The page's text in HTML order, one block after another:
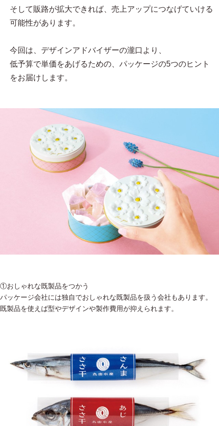
そして販路が拡大できれば、売上アップにつなげていける
可能性があります。
今回は、デザインアドバイザーの瀧口より、
低予算で単価をあげるための、パッケージの5つのヒント
をお届けします。
①おしゃれな既製品をつかう
パッケージ会社には独自でおしゃれな既製品を扱う会社もあります。
既製品を使えば型やデザインや製作費用が抑えられます。